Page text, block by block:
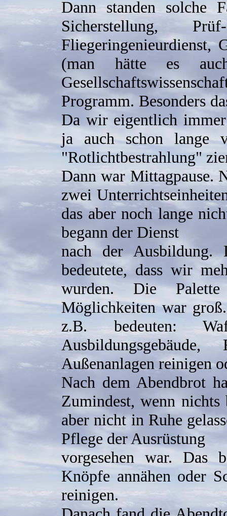
Dann standen solche
Sicherstellung,
Fliegeringenieurdienst,
(man hätte es
Programm. Besonders
Da wir eigentlich
ja auch schon lange
"Rotlichtbestrahlung"
Dann war Mittagpause.
zwei
das aber noch lange
begann der Dienst
nach der
bedeutete, dass wir
wurden. Die
Möglichkeiten war
z.B. bedeuten:
Außenanlagen reinigen
Nach dem Abendbrot
Zumindest, wenn nichts
aber nicht in Ruhe
Pflege der Ausrüstung
vorgesehen war. Das
Knöpfe annähen oder
reinigen.